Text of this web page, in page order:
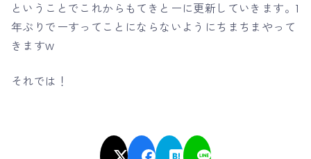
ということでこれからもてきとーに更新していきます。1
年ぶりでーすってことにならないようにちまちまやって
きますw
それでは！